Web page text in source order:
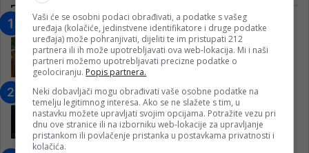
“Obrazovanje gradi BiH-Jovan Divjak“
– Konjic je u posljednje 22 godine imao
25 ​​stipendista
15. Februara 2023.
Nogometaši Igmana iznenadili
Konjičanke cvijećem i besplatnim
ulazom na utakmicu
7. Marta 2025.
Vaši će se osobni podaci obrađivati, a podatke s vašeg
uređaja (kolačiće, jedinstvene identifikatore i druge podatke
uređaja) može pohranjivati, dijeliti te im pristupati 212
partnera ili ih može upotrebljavati ova web-lokacija. Mi i naši
partneri možemo upotrebljavati precizne podatke o
geolociranju. Popis partnera.
Neki dobavljači mogu obrađivati vaše osobne podatke na
temelju legitimnog interesa. Ako se ne slažete s tim, u
nastavku možete upravljati svojim opcijama. Potražite vezu pri
dnu ove stranice ili na izborniku web-lokacije za upravljanje
pristankom ili povlačenje pristanka u postavkama privatnosti i
kolačića.